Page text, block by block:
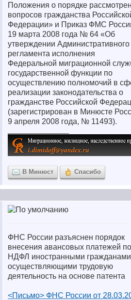
Положения о порядке
вопросов гражданства
Федерации» и Приказ ФМС
19 марта 2008 года № 64 «Об
утверждении Административного
регламента исполнения
Федеральной миграционной
государственной функции по
осуществлению полномочий в
реализации законодательства о
гражданстве Российской
(зарегистрирован в Минюсте
9 апреля 2008 года, № 11493).
В Минюст Спасибо
ФНС России разъяснен порядок
внесения авансовых платежей по
НДФЛ иностранными
осуществляющими трудовую
деятельность на основе патента
<Письмо> ФНС России от